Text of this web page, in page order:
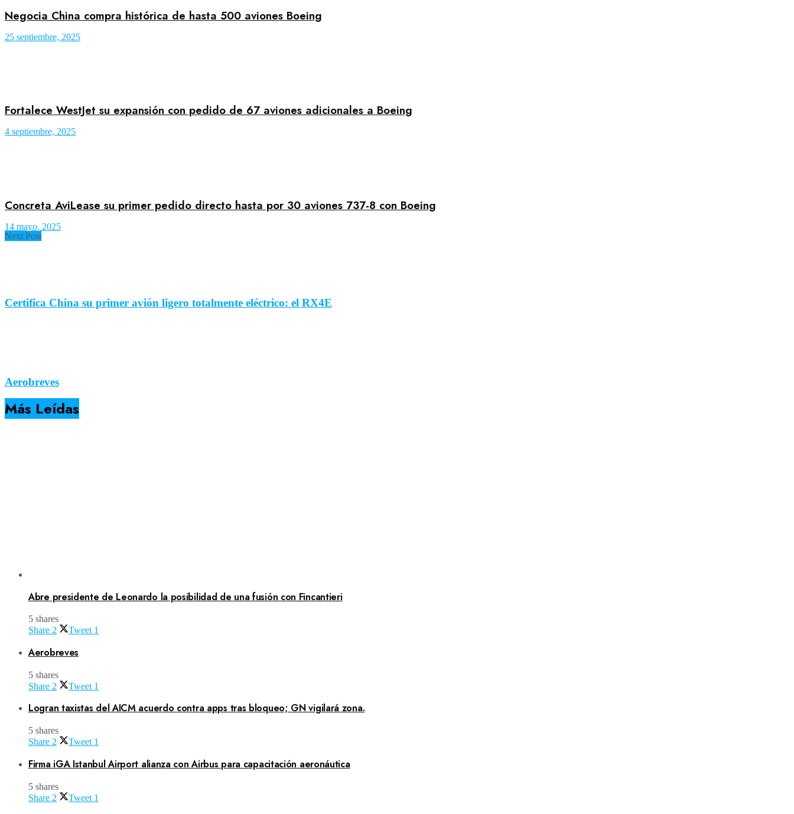
Negocia China compra histórica de hasta 500 aviones Boeing
25 septiembre, 2025
Fortalece WestJet su expansión con pedido de 67 aviones adicionales a Boeing
4 septiembre, 2025
Concreta AviLease su primer pedido directo hasta por 30 aviones 737-8 con Boeing
14 mayo, 2025
Next Post
Certifica China su primer avión ligero totalmente eléctrico: el RX4E
Aerobreves
Más Leídas
Abre presidente de Leonardo la posibilidad de una fusión con Fincantieri
5 shares
Share 2 Tweet 1
Aerobreves
5 shares
Share 2 Tweet 1
Logran taxistas del AICM acuerdo contra apps tras bloqueo; GN vigilará zona.
5 shares
Share 2 Tweet 1
Firma iGA Istanbul Airport alianza con Airbus para capacitación aeronáutica
5 shares
Share 2 Tweet 1